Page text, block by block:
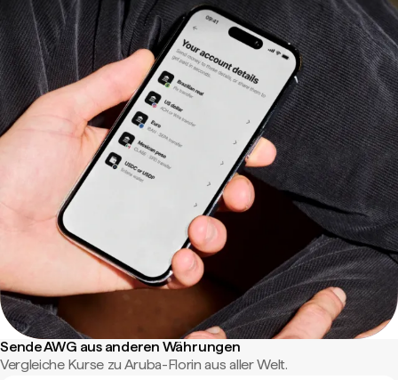
Sende AWG aus anderen Währungen
Vergleiche Kurse zu Aruba-Florin aus aller Welt.